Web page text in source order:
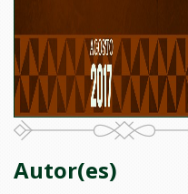
Autor(es)